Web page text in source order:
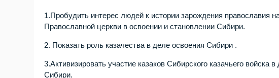
1.Пробудить интерес людей к истории зарождения православия
Православной церкви в освоении и становлении Сибири.
2. Показать роль казачества в деле освоения Сибири .
3.Активизировать участие казаков Сибирского казачьего
Сибири.